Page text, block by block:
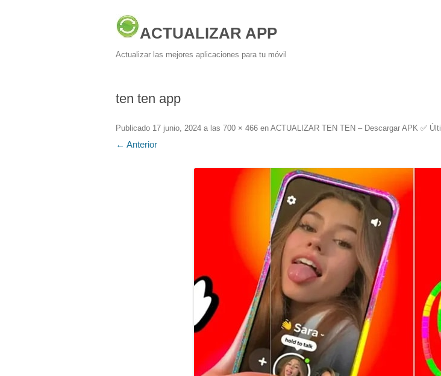
ACTUALIZAR APP
Actualizar las mejores aplicaciones para tu móvil
ten ten app
Publicado 17 junio, 2024 a las 700 × 466 en ACTUALIZAR TEN TEN – Descargar APK ✅️
← Anterior